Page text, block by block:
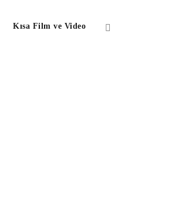
Kısa Film ve Video